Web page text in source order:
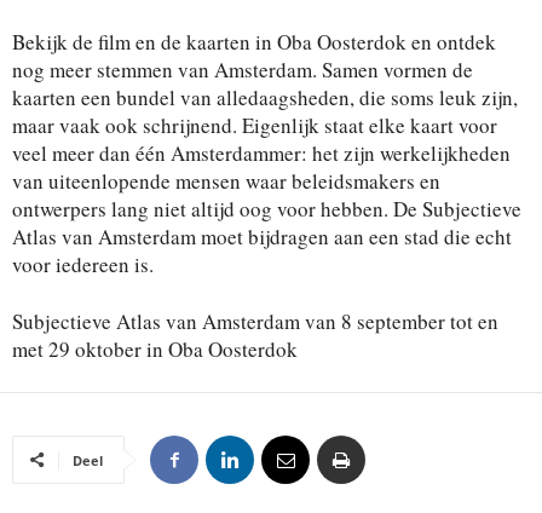
Bekijk de film en de kaarten in Oba Oosterdok en ontdek
nog meer stemmen van Amsterdam. Samen vormen de
kaarten een bundel van alledaagsheden, die soms leuk zijn,
maar vaak ook schrijnend. Eigenlijk staat elke kaart voor
veel meer dan één Amsterdammer: het zijn werkelijkheden
van uiteenlopende mensen waar beleidsmakers en
ontwerpers lang niet altijd oog voor hebben. De Subjectieve
Atlas van Amsterdam moet bijdragen aan een stad die echt
voor iedereen is.
Subjectieve Atlas van Amsterdam van 8 september tot en
met 29 oktober in Oba Oosterdok
Deel